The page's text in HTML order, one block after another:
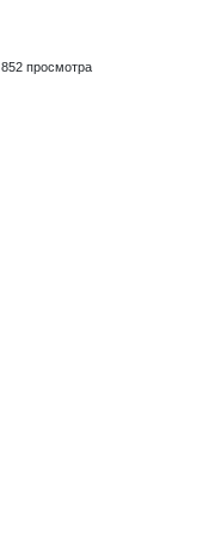
852 просмотра